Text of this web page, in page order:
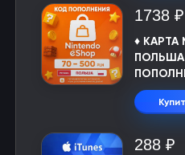
1738 ₽
♦️ КАРТА
ПОЛЬША
288 ₽